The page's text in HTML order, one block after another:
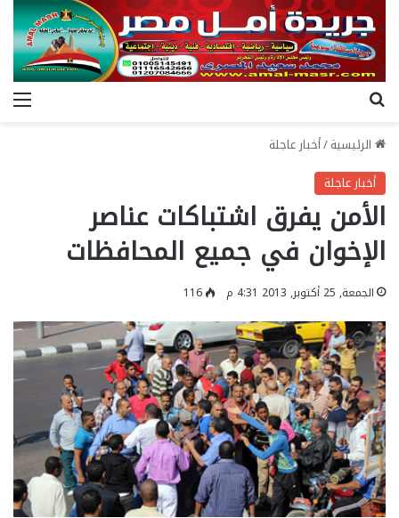
الرئيسية/أخبار عاجلة
أخبار عاجلة
الأمن يفرق اشتباكات عناصر
الإخوان في جميع المحافظات
الجمعة, 25 أكتوبر, 2013 4:31 م 116